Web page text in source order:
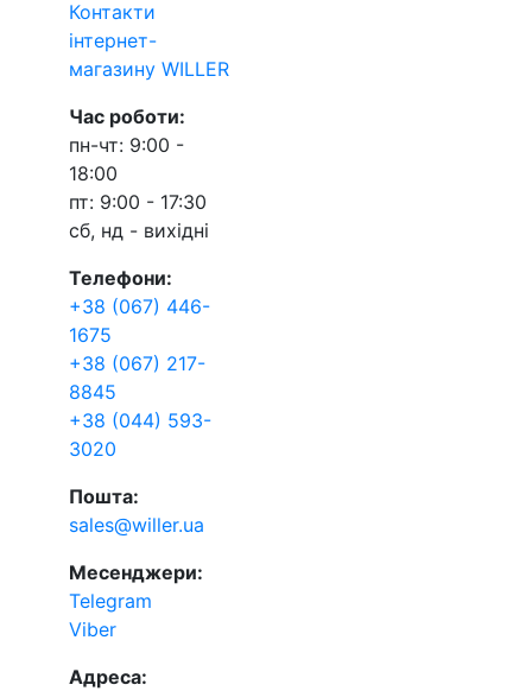
Контакти
інтернет-
магазину WILLER
Час роботи:
пн-чт: 9:00 -
18:00
пт: 9:00 - 17:30
сб, нд - вихідні
Телефони:
+38 (067) 446-
1675
+38 (067) 217-
8845
+38 (044) 593-
3020
Пошта:
sales@willer.ua
Месенджери:
Telegram
Viber
Адреса: